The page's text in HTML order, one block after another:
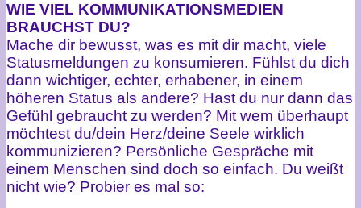
WIE VIEL KOMMUNIKATIONSMEDIEN
BRAUCHST DU?
Mache dir bewusst, was es mit dir macht, viele
Statusmeldungen zu konsumieren. Fühlst du dich
dann wichtiger, echter, erhabener, in einem
höheren Status als andere? Hast du nur dann das
Gefühl gebraucht zu werden? Mit wem überhaupt
möchtest du/dein Herz/deine Seele wirklich
kommunizieren? Persönliche Gespräche mit
einem Menschen sind doch so einfach. Du weißt
nicht wie? Probier es mal so: